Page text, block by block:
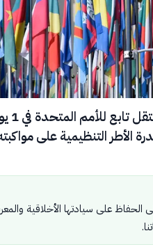
حذّر تقرير
الأطر التنظيمية على
على سيادتها الأخلاقية